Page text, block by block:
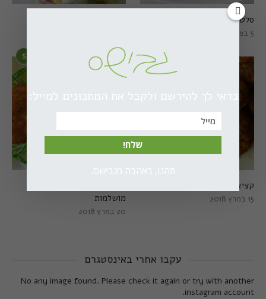
סלט פלפלים טרי וצבעוני
5 בפברואר 2021
5
מושלמות
20 במרץ 2018
6
קציצות כרישה מושלמות
15 במרץ 2018
עקבו אחרי באינסטגרם
No any image found. Please check it again or try with another
instagram account.
כדאי לך להירשם ולקבל את המתכונים למייל:
שלח!
תהנו, באהבה מגבישס.